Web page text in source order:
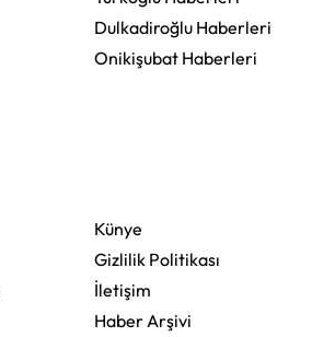
Dulkadiroğlu Haberleri
Onikişubat Haberleri
Künye
Gizlilik Politikası
İletişim
Haber Arşivi